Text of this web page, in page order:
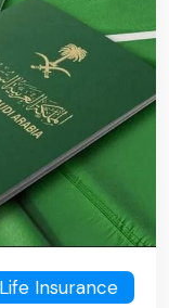
Life Insurance